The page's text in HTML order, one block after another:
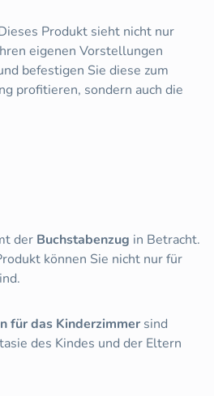
Produkt sieht nicht nur
eigenen Vorstellungen
befestigen Sie diese zum
profitieren, sondern auch die
der Buchstabenzug in Betracht.
können Sie nicht nur für
für das Kinderzimmer sind
des Kindes und der Eltern